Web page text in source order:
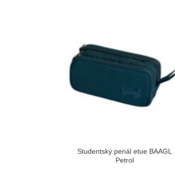
Studentský penál etue BAAGL
Petrol